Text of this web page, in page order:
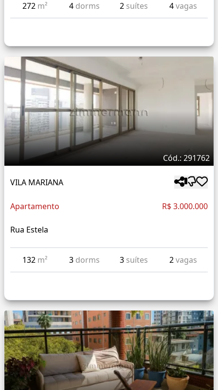
272 m² 4 dorms 2 suítes 4vagas
Cód.: 291762
VILA MARIANA
Apartamento R$ 3.000.000
Rua Estela
132 m² 3 dorms 3 suítes 2vagas